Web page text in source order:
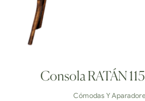
Consola RATÁN
Cómodas Y